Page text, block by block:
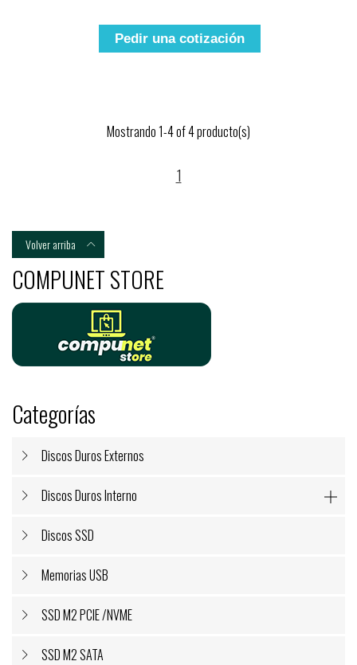
COMPUNET STORE
Categorías
Discos Duros Externos
Discos Duros Interno 
Discos SSD
Memorias USB
SSD M2 PCIE /NVME
SSD M2 SATA
Pedir una cotización
Mostrando 1-4 of 4 producto(s)
1
Volver arriba 